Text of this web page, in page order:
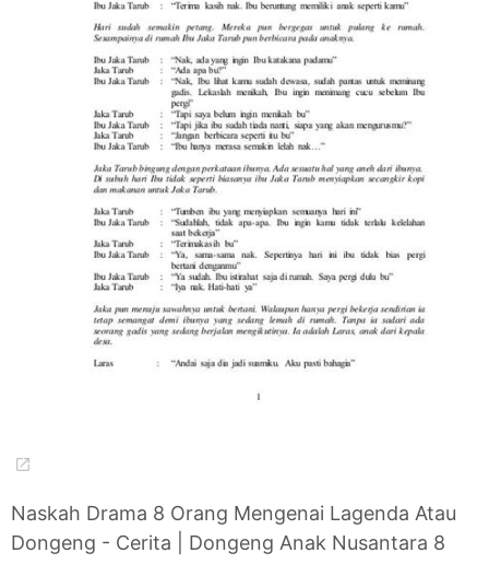
Naskah Drama 8 Orang Mengenai Lagenda Atau
Dongeng - Cerita | Dongeng Anak Nusantara 8